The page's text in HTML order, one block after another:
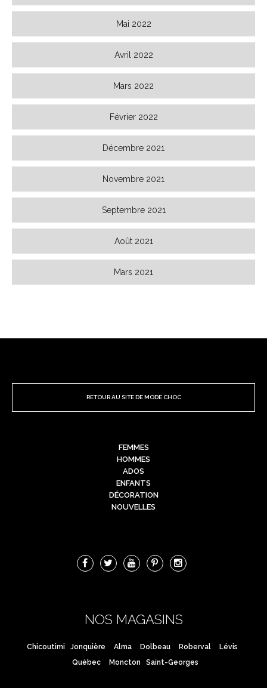
Mai 2022
Avril 2022
Mars 2022
Février 2022
Décembre 2021
Novembre 2021
Septembre 2021
Août 2021
Mars 2021
RETOUR AU SITE DE MODE CHOC
FEMMES
HOMMES
ADOS
ENFANTS
DÉCORATION
NOUVELLES
NOS MAGASINS
Chicoutimi Jonquière Alma Dolbeau Roberval
Lévis
Québec
Moncton Saint-Georges